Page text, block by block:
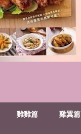
雞雞篇 雞翼篇